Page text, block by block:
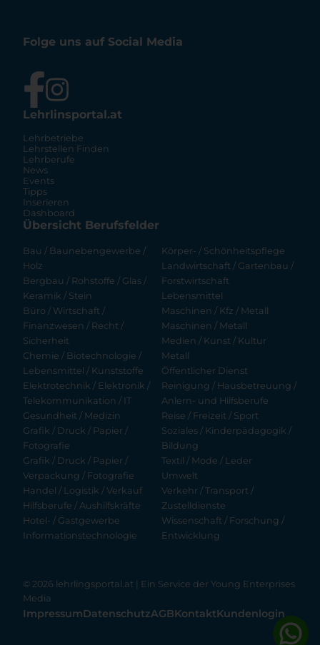
Folge uns auf Social Media
Lehrlinsportal.at
Lehrbetriebe
Lehrstellen Finden
Lehrberufe
News
Events
Tipps
Inserieren
Dashboard
Übersicht Berufsfelder
Bau / Baunebengewerbe /
Holz
Bergbau / Rohstoffe / Glas /
Keramik / Stein
Büro / Wirtschaft /
Finanzwesen / Recht /
Sicherheit
Chemie / Biotechnologie /
Lebensmittel / Kunststoffe
Elektrotechnik / Elektronik /
Telekommunikation / IT
Gesundheit / Medizin
Grafik / Druck / Papier /
Fotografie
Grafik / Druck / Papier /
Verpackung / Fotografie
Handel / Logistik / Verkauf
Hilfsberufe / Aushilfskräfte
Hotel- / Gastgewerbe
Informationstechnologie
Körper- / Schönheitspflege
Landwirtschaft / Gartenbau /
Forstwirtschaft
Lebensmittel
Maschinen / Kfz / Metall
Maschinen / Metall
Medien / Kunst / Kultur
Metall
Öffentlicher Dienst
Reinigung / Hausbetreuung /
Anlern- und Hilfsberufe
Reise / Freizeit / Sport
Soziales / Kinderpädagogik /
Bildung
Textil / Mode / Leder
Umwelt
Verkehr / Transport /
Zustelldienste
Wissenschaft / Forschung /
Entwicklung
© 2026 lehrlingsportal.at | Ein Service der Young Enterprises
Media
ImpressumDatenschutzAGBKontaktKundenlogin